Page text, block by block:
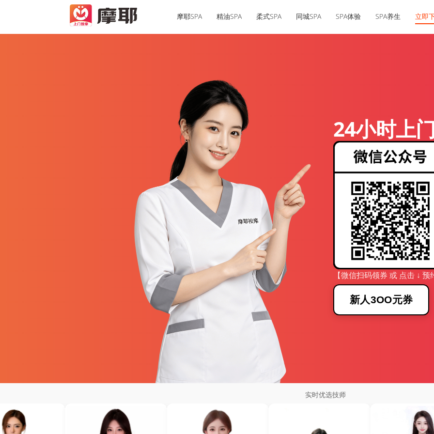
摩耶SPA 精油SPA 柔式SPA 同城SPA SPA体验 SPA养生 立即
24小时上
【微信扫码领券 或 点击 ↓ 预
新人3OO元券
实时优选技师